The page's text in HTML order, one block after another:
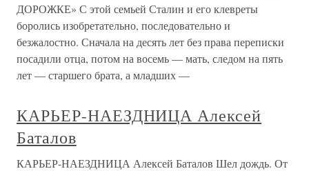
ДОРОЖКЕ» С этой семьей Сталин и его клевреты
боролись изобретательно, последовательно и
безжалостно. Сначала на десять лет без права переписки
посадили отца, потом на восемь — мать, следом на пять
лет — старшего брата, а младших —
КАРЬЕР-НАЕЗДНИЦА Алексей
Баталов
КАРЬЕР-НАЕЗДНИЦА Алексей Баталов Шел дождь. От